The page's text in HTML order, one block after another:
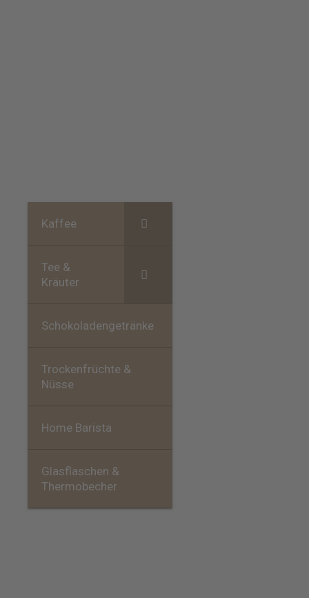
Kaffee
Tee &
Kräuter
Schokoladengetränke
Trockenfrüchte &
Nüsse
Home Barista
Glasflaschen &
Thermobecher